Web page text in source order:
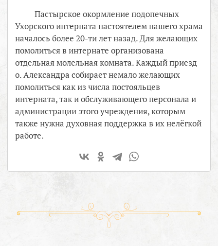
Пастырское окормление подопечных
Ухорского интерната настоятелем нашего храма
началось более 20-ти лет назад. Для желающих
помолиться в интернате организована
отдельная молельная комната. Каждый приезд
о. Александра собирает немало желающих
помолиться как из числа постояльцев
интерната, так и обслуживающего персонала и
администрации этого учреждения, которым
также нужна духовная поддержка в их нелёгкой
работе.